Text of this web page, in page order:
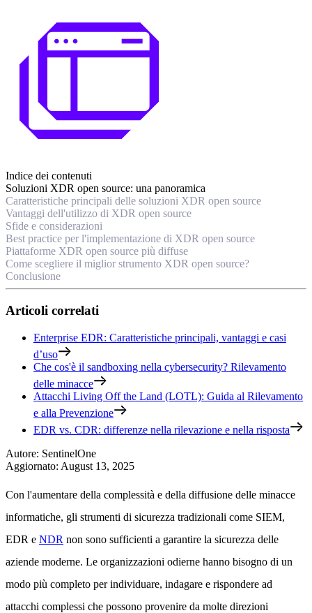
Indice dei contenuti
Soluzioni XDR open source: una panoramica
Caratteristiche principali delle soluzioni XDR open source
Vantaggi dell'utilizzo di XDR open source
Sfide e considerazioni
Best practice per l'implementazione di XDR open source
Piattaforme XDR open source più diffuse
Come scegliere il miglior strumento XDR open source?
Conclusione
Articoli correlati
Enterprise EDR: Caratteristiche principali, vantaggi e casi
d’uso
Che cos'è il sandboxing nella cybersecurity? Rilevamento
delle minacce
Attacchi Living Off the Land (LOTL): Guida al Rilevamento
e alla Prevenzione
EDR vs. CDR: differenze nella rilevazione e nella risposta
Autore: SentinelOne
Aggiornato: August 13, 2025
Con l'aumentare della complessità e della diffusione delle minacce
informatiche, gli strumenti di sicurezza tradizionali come SIEM,
EDR e NDR non sono sufficienti a garantire la sicurezza delle
aziende moderne. Le organizzazioni odierne hanno bisogno di un
modo più completo per individuare, indagare e rispondere ad
attacchi complessi che possono provenire da molte direzioni